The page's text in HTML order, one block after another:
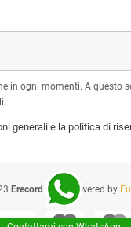
in ogni momenti. A questo
generali e la politica di
Erecord Srl| Powered by